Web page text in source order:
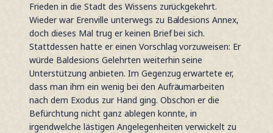
Frieden in die Stadt des Wissens zurückgekehrt.
Wieder war Erenville unterwegs zu Baldesions Annex,
doch dieses Mal trug er keinen Brief bei sich.
Stattdessen hatte er einen Vorschlag vorzuweisen: Er
würde Baldesions Gelehrten weiterhin seine
Unterstützung anbieten. Im Gegenzug erwartete er,
dass man ihm ein wenig bei den Aufräumarbeiten
nach dem Exodus zur Hand ging. Obschon er die
Befürchtung nicht ganz ablegen konnte, in
irgendwelche lästigen Angelegenheiten verwickelt zu